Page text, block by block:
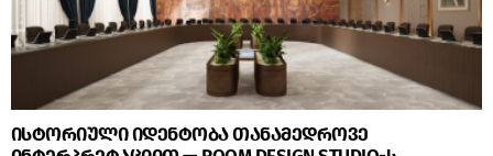
ისტორიული იდენტობა თანამედროვე